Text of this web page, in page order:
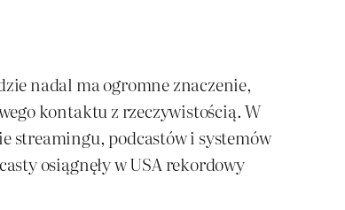
nadal ma ogromne znaczenie,
kontaktu z rzeczywistością. W
streamingu, podcastów i systemów
osiągnęły w USA rekordowy